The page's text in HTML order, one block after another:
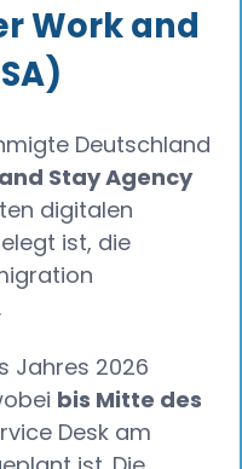
Work and
Deutschland
Stay Agency
digitalen
ist, die
Jahres 2026
bis Mitte des
Desk am